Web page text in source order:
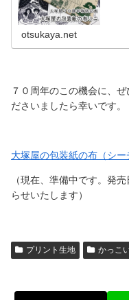
２弾
otsukaya.net
７０周年のこの機会に、
ださいましたら幸いです。
大塚屋の包装紙の布（シー
（現在、準備中です。発
らせいたします）
プリント生地 かっこ